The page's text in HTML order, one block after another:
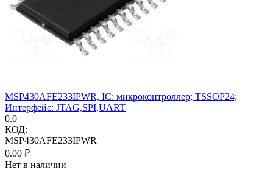
MSP430AFE233IPWR, IC: микроконтроллер; TSSOP24;
Интерфейс: JTAG,SPI,UART
0.0
КОД:
MSP430AFE233IPWR
0.00 ₽
Нет в наличии